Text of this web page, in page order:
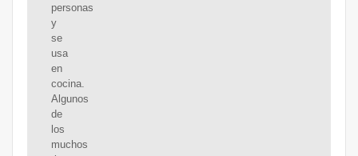
personas
y
se
usa
en
cocina.
Algunos
de
los
muchos